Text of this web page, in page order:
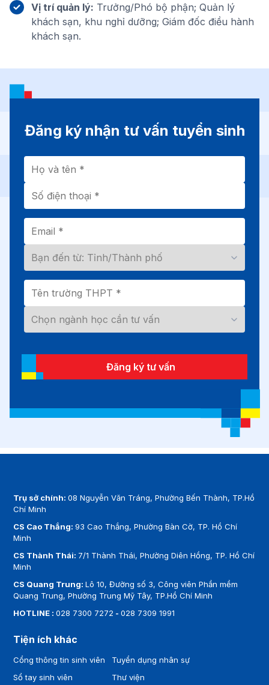
Vị trí quản lý: Trưởng/Phó bộ phận; Quản lý
khách sạn, khu nghỉ dưỡng; Giám đốc điều hành
khách sạn.
Đăng ký nhận tư vấn tuyển sinh
Đăng ký tư vấn
Trụ sở chính:08 Nguyễn Văn Tráng, Phường Bến Thành, TP.Hồ
Chí Minh
CS Cao Thắng:93 Cao Thắng, Phường Bàn Cờ, TP. Hồ Chí
Minh
CS Thành Thái: 7/1 Thành Thái, Phường Diên Hồng, TP. Hồ Chí
Minh
CS Quang Trung:Lô 10, Đường số 3, Công viên Phần mềm
Quang Trung, Phường Trung Mỹ Tây, TP.Hồ Chí Minh
HOTLINE :028 7300 7272 -028 7309 1991
Tiện ích khác
Cổng thông tin sinh viên
Sổ tay sinh viên
Tuyển dụng nhân sự
Thư viện